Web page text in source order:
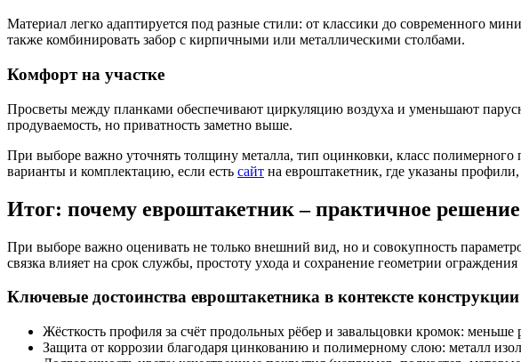
Материал легко адаптируется под разные стили: от классики до современного
также комбинировать забор с кирпичными или металлическими столбами.
Комфорт на участке
Просветы между планками обеспечивают циркуляцию воздуха и уменьшают
продуваемость, но приватность заметно выше.
При выборе важно уточнять толщину металла, тип оцинковки, класс
варианты и комплектацию, если есть сайт на евроштакетник, где указаны
Итог: почему евроштакетник – практичное решение
При выборе важно оценивать не только внешний вид, но и совокупность
связка влияет на срок службы, простоту ухода и сохранение геометрии ограждения
Ключевые достоинства евроштакетника в контексте
Жёсткость профиля за счёт продольных рёбер и завальцовки кромок:
Защита от коррозии благодаря цинкованию и полимерному слою: металл